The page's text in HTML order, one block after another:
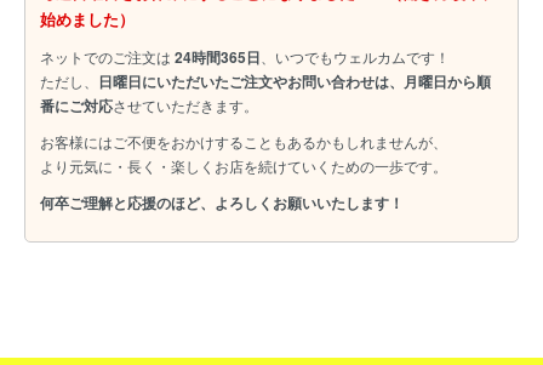
始めました）
ネットでのご注文は 24時間365日 、いつでもウェルカムです！
ただし、
日曜日にいただいたご注文やお問い合わせは、月曜日から順
番にご対応させていただきます。
お客様にはご不便をおかけすることもあるかもしれませんが、
より元気に・長く・楽しくお店を続けていくための一歩です。
何卒ご理解と応援のほど、よろしくお願いいたします！